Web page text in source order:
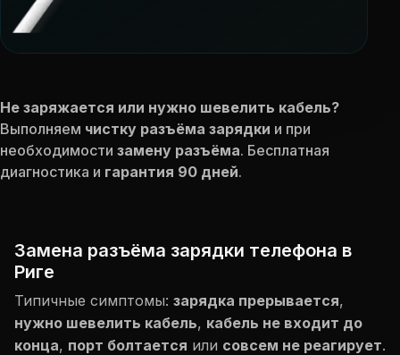
Не заряжается или нужно шевелить кабель?
Выполняем чистку разъёма зарядки и при
необходимости замену разъёма. Бесплатная
диагностика и гарантия 90 дней.
Замена разъёма зарядки телефона в
Риге
Типичные симптомы: зарядка прерывается,
нужно шевелить кабель, кабель не входит до
конца, порт болтается или совсем не реагирует.